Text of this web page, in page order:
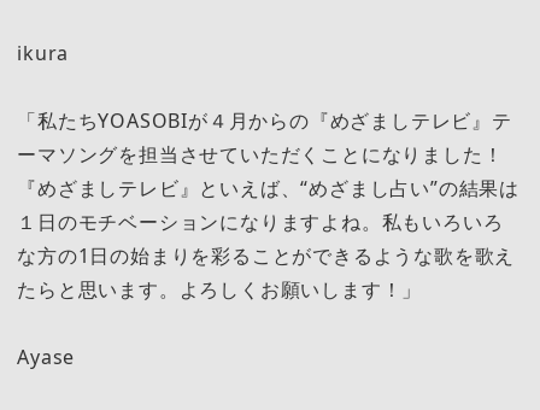
ikura
「私たちYOASOBIが４月からの『めざましテレビ』テ
ーマソングを担当させていただくことになりました！
『めざましテレビ』といえば、“めざまし占い”の結果は
１日のモチベーションになりますよね。私もいろいろ
な方の1日の始まりを彩ることができるような歌を歌え
たらと思います。よろしくお願いします！」
Ayase